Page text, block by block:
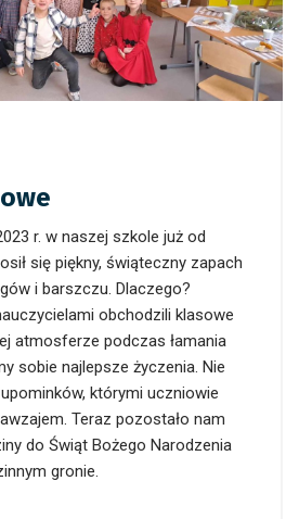
r. w naszej szkole już od
się piękny, świąteczny zapach
i barszczu. Dlaczego?
obchodzili klasowe
atmosferze podczas łamania
sobie najlepsze życzenia. Nie
którymi uczniowie
Teraz pozostało nam
do Świąt Bożego Narodzenia
gronie.